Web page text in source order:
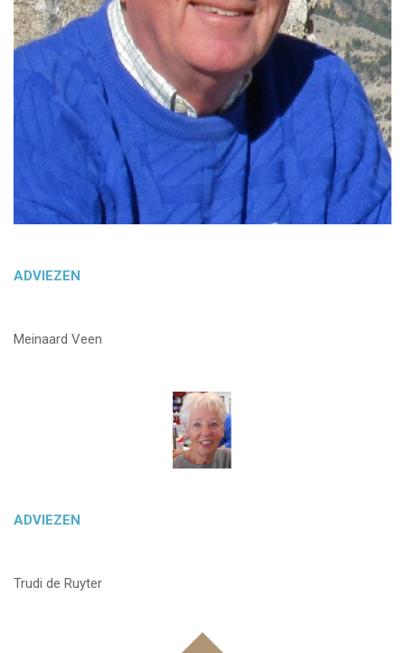
ADVIEZEN
Meinaard Veen
ADVIEZEN
Trudi de Ruyter